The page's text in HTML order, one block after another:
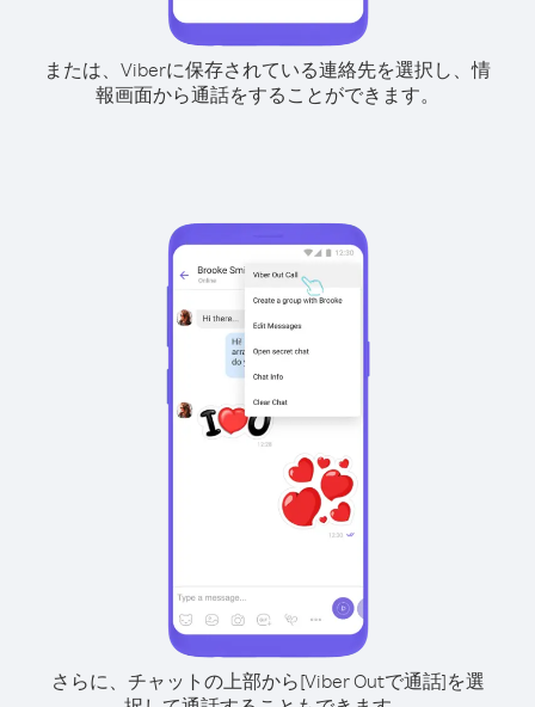
または、Viberに保存されている連絡先を選択し、情
報画面から通話をすることができます。
さらに、チャットの上部から[Viber Outで通話]を選